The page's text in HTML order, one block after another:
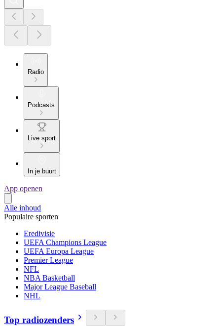
Radio
Podcasts
Live sport
In je buurt
App openen
Alle inhoud
Populaire sporten
Eredivisie
UEFA Champions League
UEFA Europa League
Premier League
NFL
NBA Basketball
Major League Baseball
NHL
Top radiozenders